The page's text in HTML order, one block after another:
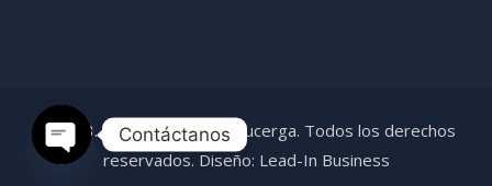
© 2023. Abogadas Coves-Lucerga. Todos los derechos
reservados. Diseño: Lead-In Business
Contáctanos